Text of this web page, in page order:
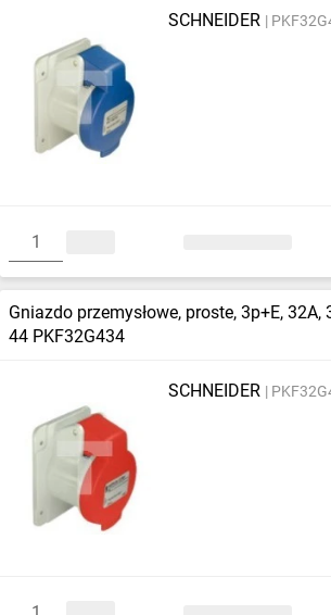
SCHNEIDER
Gniazdo przemysłowe, proste, 3p+E, 32A,
44 PKF32G434
SCHNEIDER